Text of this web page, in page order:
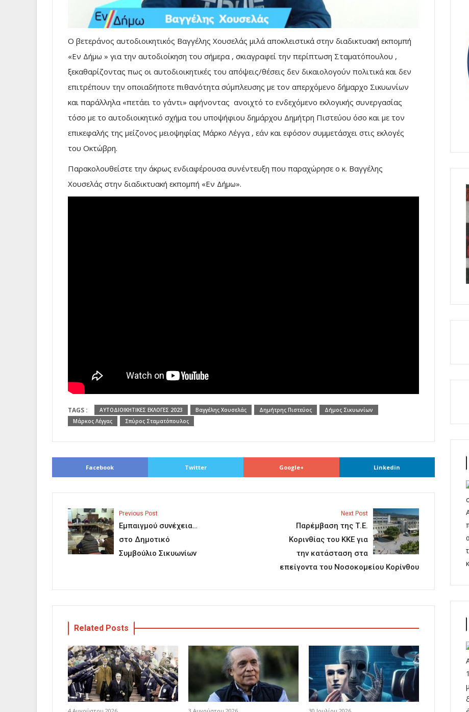
Ο βετεράνος αυτοδιοικητικός Βαγγέλης Χουσελάς μιλά αποκλειστικά στην διαδικτυακή εκπομπή
«Εν Δήμω » για την αυτοδιοίκηση του σήμερα , σκιαγραφεί την περίπτωση Σταματόπουλου ,
ξεκαθαρίζοντας πως οι αυτοδιοικητικές του απόψεις/θέσεις δεν δικαιολογούν πολιτικά και δεν
επιτρέπουν την οποιαδήποτε πιθανότητα σύμπλευσης με τον απερχόμενο δήμαρχο Σικυωνίων
και παράλληλα «πετάει το γάντι» αφήνοντας ανοιχτό το ενδεχόμενο εκλογικής συνεργασίας
τόσο με το αυτοδιοικητικό σχήμα του υποψήφιου δημάρχου Δημήτρη Πιστεύου όσο και με τον
επικεφαλής της μείζονος μειοψηφίας Μάρκο Λέγγα , εάν και εφόσον συμμετάσχει στις εκλογές
του Οκτώβρη.
Παρακολουθείστε την άκρως ενδιαφέρουσα συνέντευξη που παραχώρησε ο κ. Βαγγέλης
Χουσελάς στην διαδικτυακή εκπομπή «Εν Δήμω».
TAGS : ΑΥΤΟΔΙΟΙΚΗΤΙΚΕΣ ΕΚΛΟΓΕΣ 2023 Βαγγέλης Χουσελάς Δημήτρης Πιστεύος
Δήμος Σικυωνίων
Μάρκος Λέγγας
Σπύρος Σταματόπουλος
Facebook Twitter Google+ Linkedin
Previous Post
Εμπαιγμού συνέχεια…
στο Δημοτικό
Συμβούλιο Σικυωνίων
Next Post
Παρέμβαση της Τ.Ε.
Κορινθίας του ΚΚΕ για
την κατάσταση στα
επείγοντα του Νοσοκομείου Κορίνθου
Related Posts